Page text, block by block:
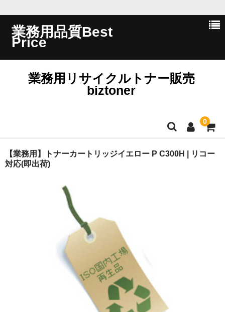
業務用品質Best
Price
業務用リサイクルトナー販売
biztoner
0
ホーム
特定商取引法に基づく表示
【業務用】トナーカートリッジイエロー P C300H | リコー
対応(即出荷)